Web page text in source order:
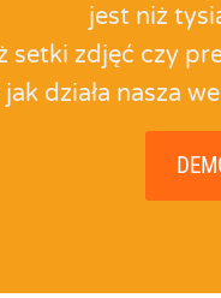
jest niż
setki zdjęć czy
działa nasza